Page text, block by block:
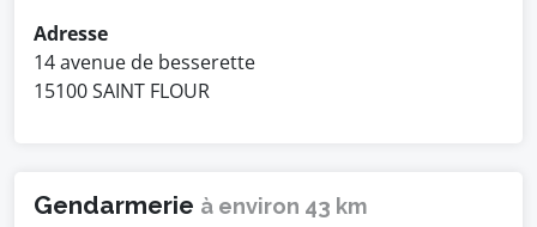
Adresse
14 avenue de besserette
15100 SAINT FLOUR
Gendarmerie à environ 43 km